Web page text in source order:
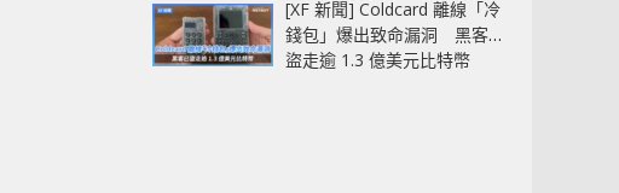
[XF 新聞] Coldcard 離線「冷
錢包」爆出致命漏洞 黑客已
盜走逾 1.3 億美元比特幣